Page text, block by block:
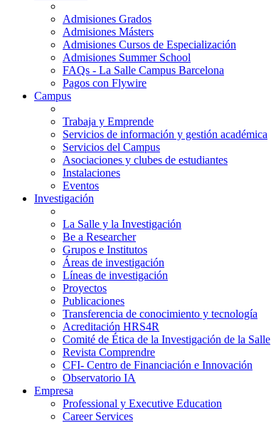
Admisiones Grados
Admisiones Másters
Admisiones Cursos de Especialización
Admisiones Summer School
FAQs - La Salle Campus Barcelona
Pagos con Flywire
Campus
Trabaja y Emprende
Servicios de información y gestión académica
Servicios del Campus
Asociaciones y clubes de estudiantes
Instalaciones
Eventos
Investigación
La Salle y la Investigación
Be a Researcher
Grupos e Institutos
Áreas de investigación
Líneas de investigación
Proyectos
Publicaciones
Transferencia de conocimiento y tecnología
Acreditación HRS4R
Comité de Ética de la Investigación de la Salle
Revista Comprendre
CFI- Centro de Financiación e Innovación
Observatorio IA
Empresa
Professional y Executive Education
Career Services